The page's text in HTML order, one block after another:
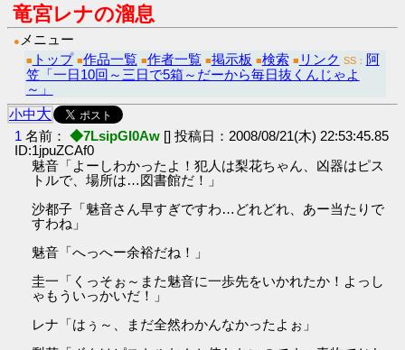
竜宮レナの溜息
● メニュー
■ トップ ■作品一覧 ■作者一覧 ■掲示板 ■検索 ■ リンク SS： 阿
笠「一日10回～三日で5箱～だーから毎日抜くんじゃよ
～」
小中大
1 名前： ◆7LsipGI0Aw [] 投稿日：2008/08/21(木) 22:53:45.85
ID:1jpuZCAf0
魅音「よーしわかったよ！犯人は梨花ちゃん、凶器はピス
トルで、場所は…図書館だ！」
沙都子「魅音さん早すぎですわ…どれどれ、あー当たりで
すわね」
魅音「へっへー余裕だね！」
圭一「くっそぉ～また魅音に一歩先をいかれたか！よっし
ゃもういっかいだ！」
レナ「はぅ～、まだ全然わかんなかったよぉ」